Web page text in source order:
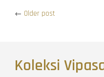
← Older post
Koleksi